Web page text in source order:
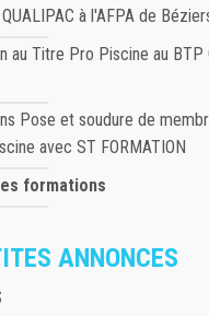
à l'AFPA de
au Titre Pro Piscine au BTP
Pose et soudure de
avec ST FORMATION
formations
ANNONCES